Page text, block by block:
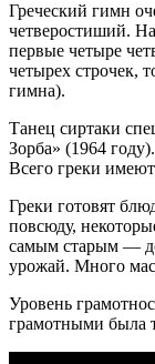
Греческий гимн
четверостиший.
первые четыре
четырех строчек,
гимна).
Танец сиртаки
Зорба» (1964
Всего греки
Греки готовят
повсюду,
самым старым —
урожай. Много
Уровень
грамотными была